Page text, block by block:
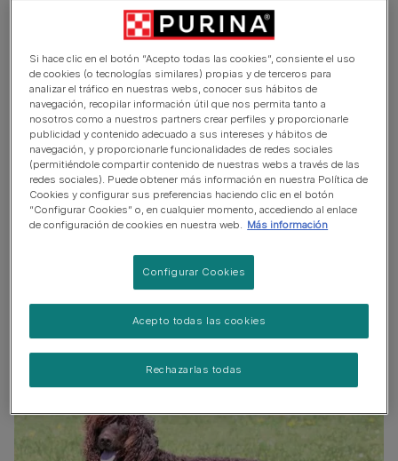
Le gusta pasear más de dos horas al día
Perro mediano
Babeo mínimo
Requiere aseo cada dos días
Raza hipoalergénica
Perro expresivo y ladrador
No es un perro guardián
Puede necesitar entrenamiento para vivir con otras
Si hace clic en el botón “Acepto todas las cookies”, consiente el uso
de cookies (o tecnologías similares) propias y de terceros para
analizar el tráfico en nuestras webs, conocer sus hábitos de
navegación, recopilar información útil que nos permita tanto a
nosotros como a nuestros partners crear perfiles y proporcionarle
publicidad y contenido adecuado a sus intereses y hábitos de
navegación, y proporcionarle funcionalidades de redes sociales
(permitiéndole compartir contenido de nuestras webs a través de las
redes sociales). Puede obtener más información en nuestra Política de
Cookies y configurar sus preferencias haciendo clic en el botón
“Configurar Cookies” o, en cualquier momento, accediendo al enlace
de configuración de cookies en nuestra web. Más información
Configurar Cookies
Rechazarlas todas
Acepto todas las cookies